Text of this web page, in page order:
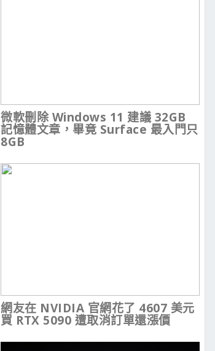
微軟刪除 Windows 11 建議 32GB
記憶體文章，畢竟 Surface 最入門只
8GB
網友在 NVIDIA 官網花了 4607 美元
買 RTX 5090 遭取消訂單還漲價